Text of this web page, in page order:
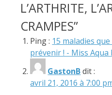
L’ARTHRITE,
CRAMPES”
Ping : 15 maladies
prévenir ! - Miss Aqua
GastonBdit :
avril 21, 2016 à 7:00